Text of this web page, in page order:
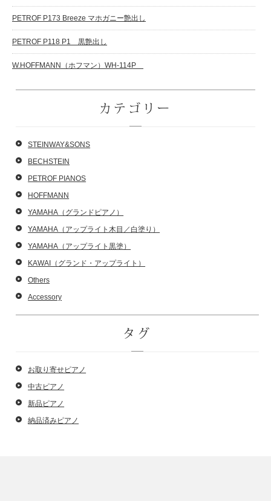
PETROF P173 Breeze マホガニー艶出し
PETROF P118 P1 黒艶出し
W.HOFFMANN（ホフマン）WH-114P
カテゴリー
STEINWAY&SONS
BECHSTEIN
PETROF PIANOS
HOFFMANN
YAMAHA（グランドピアノ）
YAMAHA（アップライト木目／白塗り）
YAMAHA（アップライト黒塗）
KAWAI（グランド・アップライト）
Others
Accessory
タグ
お取り寄せピアノ
中古ピアノ
新品ピアノ
納品済みピアノ